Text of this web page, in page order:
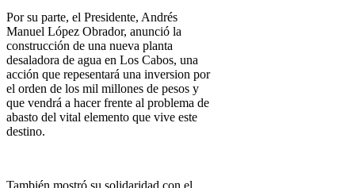
Por su parte, el Presidente, Andrés
Manuel López Obrador, anunció la
construcción de una nueva planta
desaladora de agua en Los Cabos, una
acción que repesentará una inversion por
el orden de los mil millones de pesos y
que vendrá a hacer frente al problema de
abasto del vital elemento que vive este
destino.
También mostró su solidaridad con el